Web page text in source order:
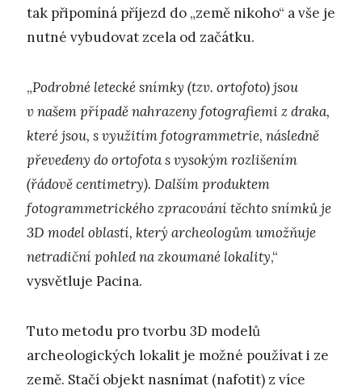
tak připomíná příjezd do „země nikoho“ a vše je
nutné vybudovat zcela od začátku.
„Podrobné letecké snímky (tzv. ortofoto) jsou
v našem případě nahrazeny fotografiemi z draka,
které jsou, s využitím fotogrammetrie, následně
převedeny do ortofota s vysokým rozlišením
(řádově centimetry). Dalším produktem
fotogrammetrického zpracování těchto snímků je
3D model oblastí, který archeologům umožňuje
netradiční pohled na zkoumané lokality,“
vysvětluje Pacina.
Tuto metodu pro tvorbu 3D modelů
archeologických lokalit je možné používat i ze
země. Stačí objekt nasnímat (nafotit) z více